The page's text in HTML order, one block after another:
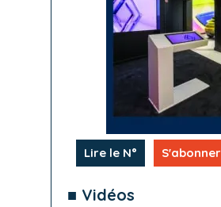
Lire le N° S'abonner
■ Vidéos